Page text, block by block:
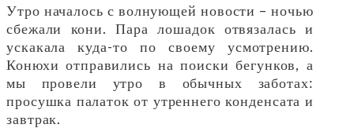
Утро началось с волнующей новости – ночью
сбежали кони. Пара лошадок отвязалась и
ускакала куда-то по своему усмотрению.
Конюхи отправились на поиски бегунков, а
мы провели утро в обычных заботах:
просушка палаток от утреннего конденсата и
завтрак.